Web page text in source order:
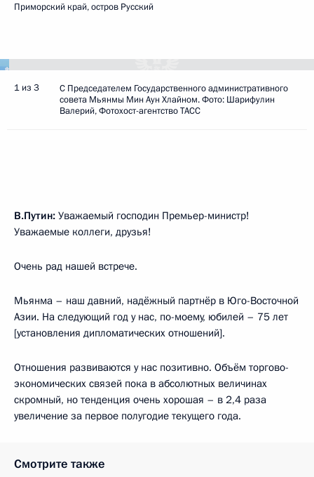
Приморский край, остров Русский
1 из 3
С Председателем Государственного административного
совета Мьянмы Мин Аун Хлайном. Фото: Шарифулин
Валерий, Фотохост-агентство ТАСС
В.Путин: Уважаемый господин Премьер-министр!
Уважаемые коллеги, друзья!
Очень рад нашей встрече.
Мьянма – наш давний, надёжный партнёр в Юго-Восточной
Азии. На следующий год у нас, по-моему, юбилей – 75 лет
[установления дипломатических отношений].
Отношения развиваются у нас позитивно. Объём торгово-
экономических связей пока в абсолютных величинах
скромный, но тенденция очень хорошая – в 2,4 раза
увеличение за первое полугодие текущего года.
Смотрите также